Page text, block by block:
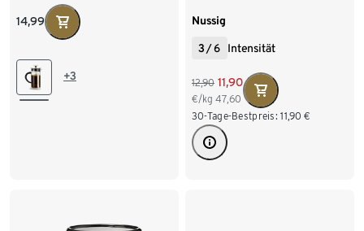
14,99
+3
Nussig
3 /6 Intensität
12,90 11,90
€/kg 47,60
30-Tage-Bestpreis: 11,90 €